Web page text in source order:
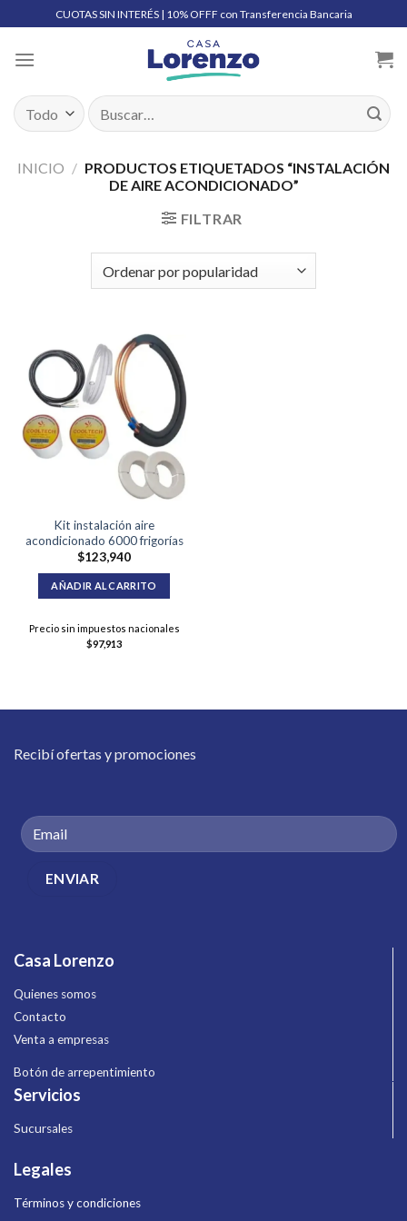
to
content
CUOTAS SIN INTERÉS | 10% OFFF con Transferencia Bancaria
Buscar
por:
INICIO / PRODUCTOS ETIQUETADOS “INSTALACIÓN
DE AIRE ACONDICIONADO”
FILTRAR
Kit instalación aire
acondicionado 6000 frigorías
$123,940
AÑADIR AL CARRITO
Precio sin impuestos nacionales
$97,913
Recibí ofertas y promociones
Casa Lorenzo
Quienes somos
Contacto
Venta a empresas
Botón de arrepentimiento
Servicios
Sucursales
Legales
Términos y condiciones